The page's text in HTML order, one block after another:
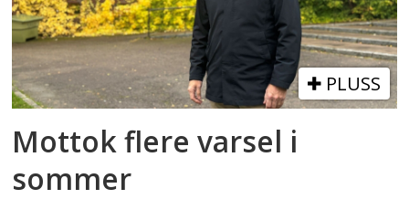
PLUSS
Mottok flere varsel i
sommer